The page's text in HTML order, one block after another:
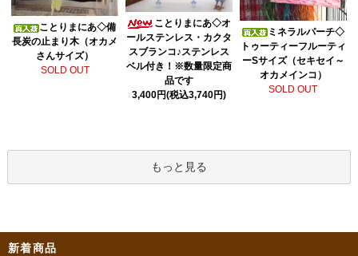
ことりまにあ◇備
長炭の止まり木（オカメ
さんサイズ）
SOLD OUT
ことりまにあ◇オ
ールステンレス・カクタ
スブランコ♪ステンレス
ベル付き！※数量限定商
品です
3,400円(税込3,740円)
ミネラルパーチ◇
トゥーティーフルーティ
ーSサイズ（セキセイ～
オカメインコ）
SOLD OUT
もっと見る
新着商品